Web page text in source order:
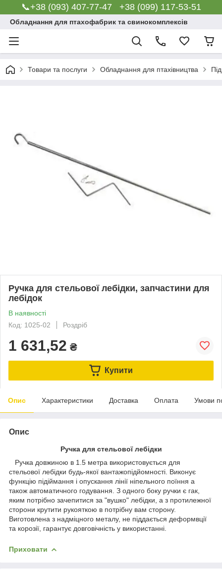
📞+38 (093) 407-77-47 +38 (099) 117-53-51
Обладнання для птахофабрик та свинокомплексів
Товари та послуги Обладнання для птахівництва
Ручка для стельової лебідки, запчастини для
лебідок
В наявності
Код: 1025-02
Роздріб
1 631,52 ₴
Купити
Опис Характеристики Доставка Оплата Умови
Опис
Ручка для стельової лебідки
Ручка довжиною в 1.5 метра використовується для
стельової лебідки будь-якої вантажопідйомності. Виконує
функцію підіймання і опускання лінії ніпельного поїння а
також автоматичного годування. З одного боку ручки є гак,
яким потрібно зачепитися за "вушко" лебідки, а з протилежної
сторони крутити рукояткою в потрібну вам сторону.
Виготовлена з надміцного металу, не піддається деформвції
та корозії, гарантує довговічність у використанні.
Приховати